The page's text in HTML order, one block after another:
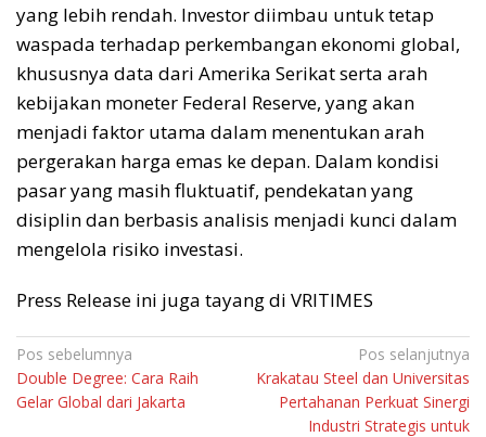
yang lebih rendah. Investor diimbau untuk tetap
waspada terhadap perkembangan ekonomi global,
khususnya data dari Amerika Serikat serta arah
kebijakan moneter Federal Reserve, yang akan
menjadi faktor utama dalam menentukan arah
pergerakan harga emas ke depan. Dalam kondisi
pasar yang masih fluktuatif, pendekatan yang
disiplin dan berbasis analisis menjadi kunci dalam
mengelola risiko investasi.
Press Release ini juga tayang di VRITIMES
Navigasi
pos
Pos sebelumnya
Double Degree: Cara Raih
Gelar Global dari Jakarta
Pos selanjutnya
Krakatau Steel dan Universitas
Pertahanan Perkuat Sinergi
Industri Strategis untuk